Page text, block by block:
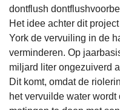
dontflush
Het idee achter dit
York de vervuiling in de
verminderen. Op
miljard liter ongezuiverd
Dit komt, omdat de
het vervuilde water